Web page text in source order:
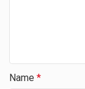
Name *